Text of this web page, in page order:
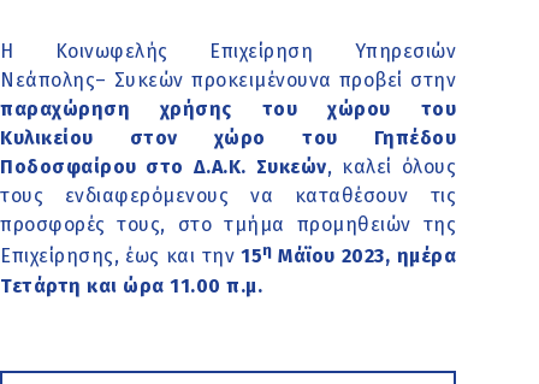
Η Κοινωφελής Επιχείρηση Υπηρεσιών
Νεάπολης– Συκεών προκειμένουνα προβεί στην
παραχώρηση χρήσης του χώρου του
Κυλικείου στον χώρο του Γηπέδου
Ποδοσφαίρου στο Δ.Α.Κ. Συκεών, καλεί όλους
τους ενδιαφερόμενους να καταθέσουν τις
προσφορές τους, στο τμήμα προμηθειών της
Επιχείρησης, έως και την 15ηΜάϊου 2023, ημέρα
Τετάρτη και ώρα 11.00 π.μ.